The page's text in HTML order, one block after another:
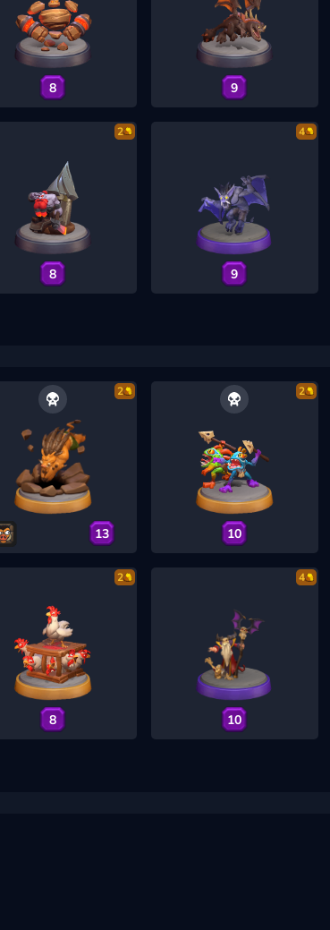
8 9
2
8
4
9
2
13
2
10
2
8
4
10